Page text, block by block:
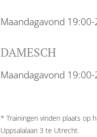
Maandagavond
DAMESCH
Maandagavond
* Trainingen vinden plaats op
Uppsalalaan 3 te Utrecht.